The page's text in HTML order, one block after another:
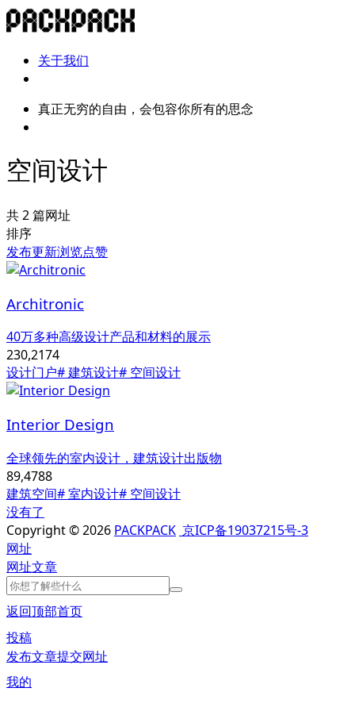
关于我们
真正无穷的自由，会包容你所有的思念
空间设计
共 2 篇网址
排序
发布更新浏览点赞
Architronic
40万多种高级设计产品和材料的展示
230,2174
设计门户# 建筑设计# 空间设计
Interior Design
全球领先的室内设计，建筑设计出版物
89,4788
建筑空间# 室内设计# 空间设计
没有了
Copyright © 2026 PACKPACK 京ICP备19037215号-3
网址
网址文章
返回顶部首页
投稿
发布文章提交网址
我的